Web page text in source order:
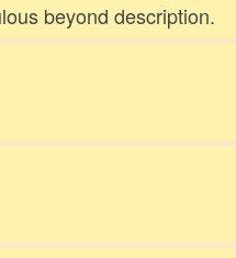
beyond description.